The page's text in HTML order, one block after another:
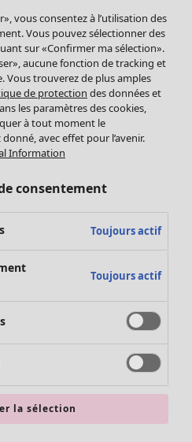
jusqu'à -70
vous consentez à l’utilisation des
Vous pouvez sélectionner des
sur «Confirmer ma sélection».
aucune fonction de tracking et
Vous trouverez de plus amples
de protection des données et
les paramètres des cookies,
à tout moment le
avec effet pour l’avenir.
Information
consentement
Toujours actif
Toujours actif
la sélection